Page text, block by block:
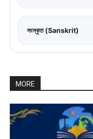
সংস্কৃত (Sanskrit)
MORE